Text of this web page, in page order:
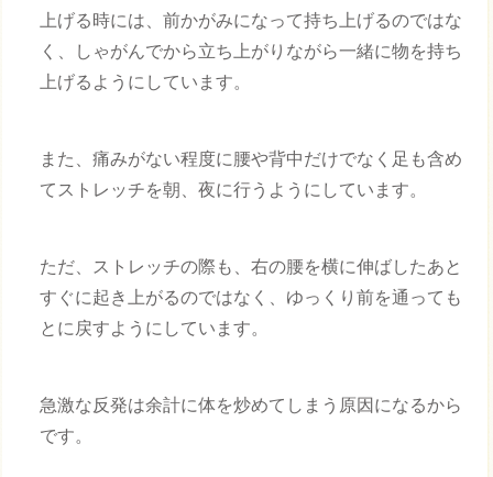
上げる時には、前かがみになって持ち上げるのではな
く、しゃがんでから立ち上がりながら一緒に物を持ち
上げるようにしています。
また、痛みがない程度に腰や背中だけでなく足も含め
てストレッチを朝、夜に行うようにしています。
ただ、ストレッチの際も、右の腰を横に伸ばしたあと
すぐに起き上がるのではなく、ゆっくり前を通っても
とに戻すようにしています。
急激な反発は余計に体を炒めてしまう原因になるから
です。